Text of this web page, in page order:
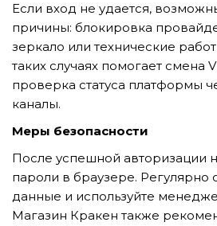
Если вход не удается,
причины: блокировка
зеркало или технические
таких случаях помогает смена
проверка статуса платформы
каналы.
Меры безопасности
После успешной авторизации
пароли в браузере. Регулярно
данные и используйте
Магазин Кракен также